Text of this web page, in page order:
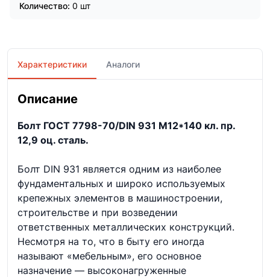
Количество: 0 шт
Характеристики Аналоги
Описание
Болт ГОСТ 7798-70/DIN 931 М12*140 кл. пр.
12,9 оц. сталь.
Болт DIN 931 является одним из наиболее
фундаментальных и широко используемых
крепежных элементов в машиностроении,
строительстве и при возведении
ответственных металлических конструкций.
Несмотря на то, что в быту его иногда
называют «мебельным», его основное
назначение — высоконагруженные